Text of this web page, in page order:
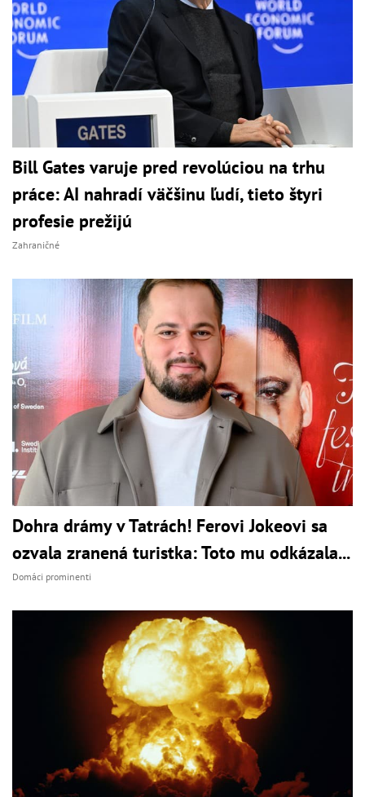
Bill Gates varuje pred revolúciou na trhu
práce: AI nahradí väčšinu ľudí, tieto štyri
profesie prežijú
Zahraničné
Dohra drámy v Tatrách! Ferovi Jokeovi sa
ozvala zranená turistka: Toto mu odkázala...
Domáci prominenti